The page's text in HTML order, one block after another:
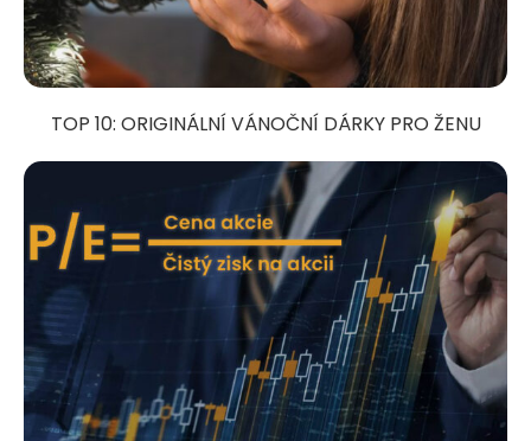
TOP 10: ORIGINÁLNÍ VÁNOČNÍ DÁRKY PRO ŽENU